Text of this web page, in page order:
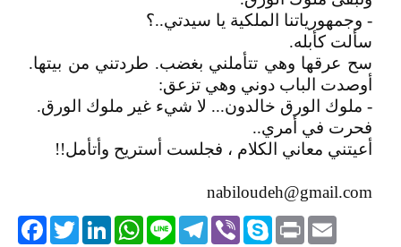
- وجمهورياتنا الملكية يا سيدتي..؟
سألت كأبله.
سح عرقها وهي تتأملني بغضب. طردتني من بيتها.
أوصدت الباب دوني وهي تزعق:
- ملوك الورق خالدون... لا شيء غير ملوك الورق.
فحرت في أمري..
أعيتني معاني الكلام ، فجلست أستريح وأتأمل!!
nabiloudeh@gmail.com
TwitterLinkedIn
WhatsApp Line
Telegram ViberSkype PrintEmail